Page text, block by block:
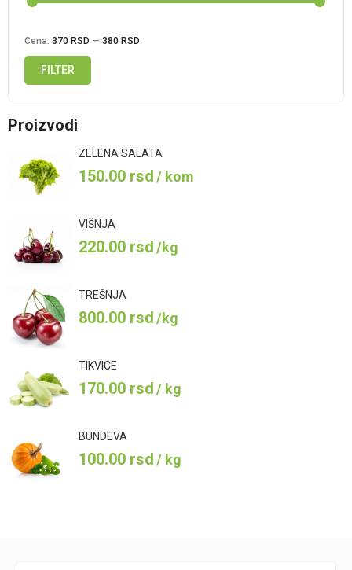
cena
cena
FILTER
Cena: 370 RSD — 380 RSD
Proizvodi
ZELENA SALATA
150.00 rsd/ kom
VIŠNJA
220.00 rsd/kg
TREŠNJA
800.00 rsd/kg
TIKVICE
170.00 rsd/ kg
BUNDEVA
100.00 rsd/ kg